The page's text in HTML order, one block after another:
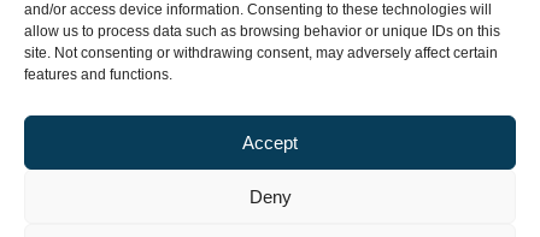
and/or access device information. Consenting to these technologies will
allow us to process data such as browsing behavior or unique IDs on this
site. Not consenting or withdrawing consent, may adversely affect certain
features and functions.
Accept
Deny
Följ oss
Facebook
Instagram